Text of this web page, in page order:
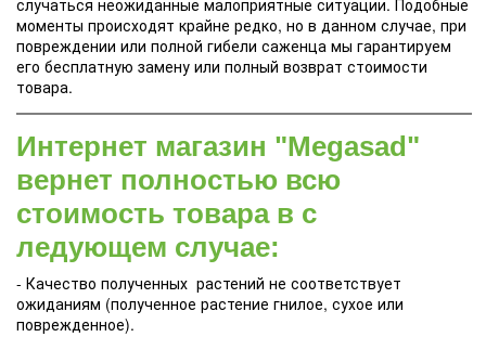
случаться неожиданные малоприятные ситуации. Подобные
моменты происходят крайне редко, но в данном случае, при
повреждении или полной гибели саженца мы гарантируем
его бесплатную замену или полный возврат стоимости
товара.
Интернет магазин "Megasad"
вернет полностью всю
стоимость товара в с
ледующем случае:
- Качество полученных растений не соответствует
ожиданиям (полученное растение гнилое, сухое или
поврежденное).